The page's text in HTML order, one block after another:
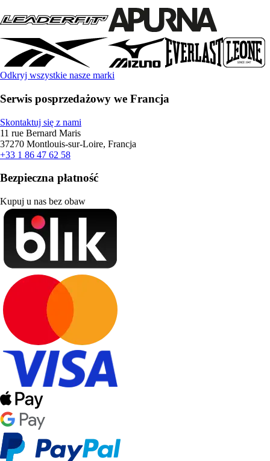
Odkryj wszystkie nasze marki
Serwis posprzedażowy we Francja
Skontaktuj się z nami
11 rue Bernard Maris
37270 Montlouis-sur-Loire, Francja
+33 1 86 47 62 58
Bezpieczna płatność
Kupuj u nas bez obaw